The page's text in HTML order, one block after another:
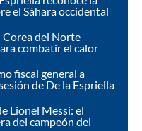
el Sáhara occidental
Corea del Norte
combatir el calor
fiscal general a
de De la Espriella
Lionel Messi: el
del campeón del